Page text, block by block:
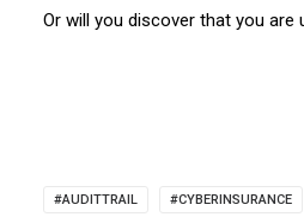
Or will you discover that you are
#AUDITTRAIL #CYBERINSURANCE